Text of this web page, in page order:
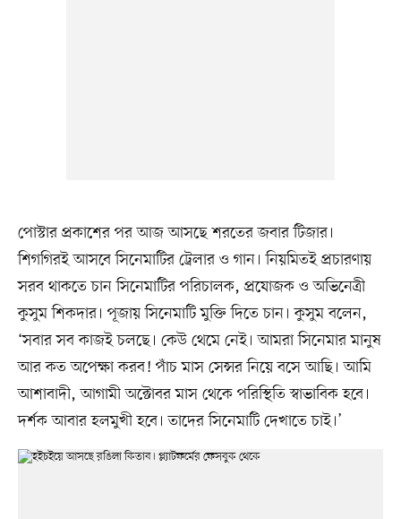
পোস্টার প্রকাশের পর আজ আসছে শরতের জবার টিজার।
শিগগিরই আসবে সিনেমাটির ট্রেলার ও গান। নিয়মিতই প্রচারণায়
সরব থাকতে চান সিনেমাটির পরিচালক, প্রযোজক ও অভিনেত্রী
কুসুম শিকদার। পূজায় সিনেমাটি মুক্তি দিতে চান। কুসুম বলেন,
‘সবার সব কাজই চলছে। কেউ থেমে নেই। আমরা সিনেমার মানুষ
আর কত অপেক্ষা করব! পাঁচ মাস সেন্সর নিয়ে বসে আছি। আমি
আশাবাদী, আগামী অক্টোবর মাস থেকে পরিস্থিতি স্বাভাবিক হবে।
দর্শক আবার হলমুখী হবে। তাদের সিনেমাটি দেখাতে চাই।’